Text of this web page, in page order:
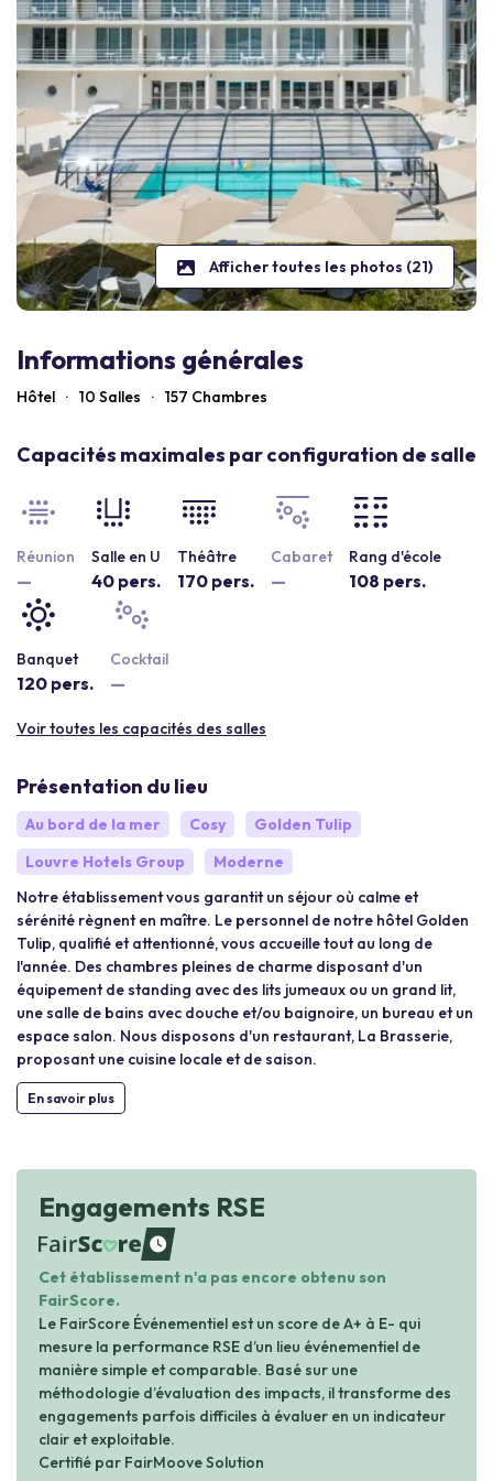
Afficher toutes les photos (21)
Informations générales
Hôtel · 10 Salles · 157 Chambres
Capacités maximales par configuration de salle
Réunion
—
Salle en U
40 pers.
Théâtre
170 pers.
Cabaret
—
Rang d'école
108 pers.
Banquet
120 pers.
Cocktail
—
Voir toutes les capacités des salles
Présentation du lieu
Au bord de la mer Cosy
Golden Tulip
Louvre Hotels Group
Moderne
Notre établissement vous garantit un séjour où calme et
sérénité règnent en maître. Le personnel de notre hôtel Golden
Tulip, qualifié et attentionné, vous accueille tout au long de
l'année. Des chambres pleines de charme disposant d'un
équipement de standing avec des lits jumeaux ou un grand lit,
une salle de bains avec douche et/ou baignoire, un bureau et un
espace salon. Nous disposons d'un restaurant, La Brasserie,
proposant une cuisine locale et de saison.
En savoir plus
Engagements RSE
waiting
Cet établissement n'a pas encore obtenu son
FairScore.
Le FairScore Événementiel est un score de A+ à E- qui
mesure la performance RSE d’un lieu événementiel de
manière simple et comparable. Basé sur une
méthodologie d’évaluation des impacts, il transforme des
engagements parfois difficiles à évaluer en un indicateur
clair et exploitable.
Certifié par FairMoove Solution